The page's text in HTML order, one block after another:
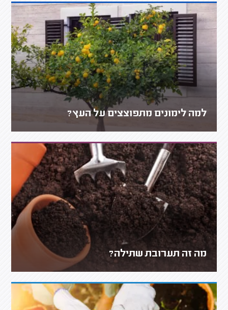
למה לימונים מתפוצצים על העץ?
מה זה תערובת שתילה?